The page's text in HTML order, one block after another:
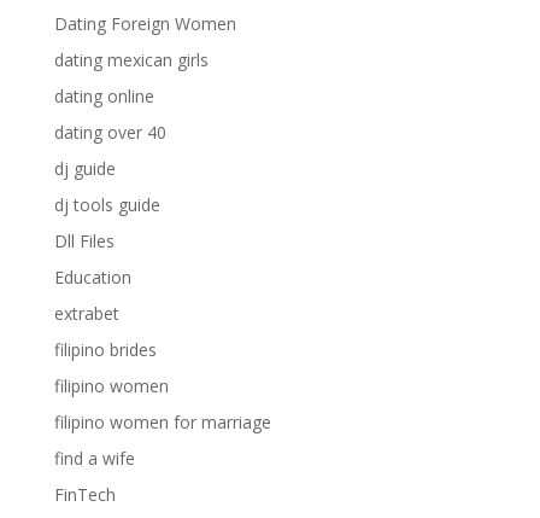
Dating Foreign Women
dating mexican girls
dating online
dating over 40
dj guide
dj tools guide
Dll Files
Education
extrabet
filipino brides
filipino women
filipino women for marriage
find a wife
FinTech